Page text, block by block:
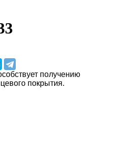
получению
покрытия.